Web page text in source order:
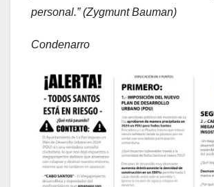
personal.” (Zygmunt Bauman)
Condenarro